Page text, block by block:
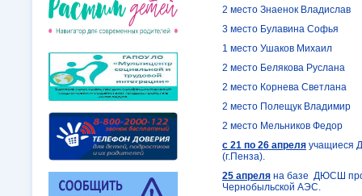
2 место Знаенок Владислав
3 место Булавина Софья
1 место Ушаков Михаил
2 место Белякова Руслана
2 место Корнева Светлана
2 место Полещук Владимир
2 место Мельников Федор
с 21 по 26 апреля учащиеся
(г.Пенза).
25 апреля на базе ДЮСШ
Чернобыльской АЭС.